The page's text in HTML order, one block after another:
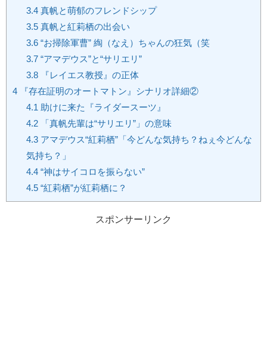
3.4真帆と萌郁のフレンドシップ
3.5真帆と紅莉栖の出会い
3.6“お掃除軍曹” 綯（なえ）ちゃんの狂気（笑
3.7“アマデウス”と“サリエリ”
3.8『レイエス教授』の正体
4 『存在証明のオートマトン』シナリオ詳細②
4.1 助けに来た『ライダースーツ』
4.2「真帆先輩は“サリエリ”」の意味
4.3アマデウス“紅莉栖”「今どんな気持ち？ねぇ今どんな
気持ち？」
4.4“神はサイコロを振らない”
4.5“紅莉栖”が紅莉栖に？
スポンサーリンク